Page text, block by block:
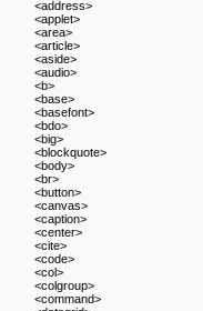
<address>
<applet>
<area>
<article>
<aside>
<audio>
<b>
<base>
<basefont>
<bdo>
<big>
<blockquote>
<body>
<br>
<button>
<canvas>
<caption>
<center>
<cite>
<code>
<col>
<colgroup>
<command>